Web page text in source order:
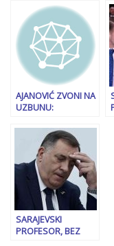
nas sad vozaju
godinu dana,
svejedno nam je…”
AJANOVIĆ ZVONI NA
UZBUNU:
zajednica ima
pravnu i moralnu
obavezu da ODMAH
djeluje u BiH!
SARAJEVSKI
PROFESOR, BEZ